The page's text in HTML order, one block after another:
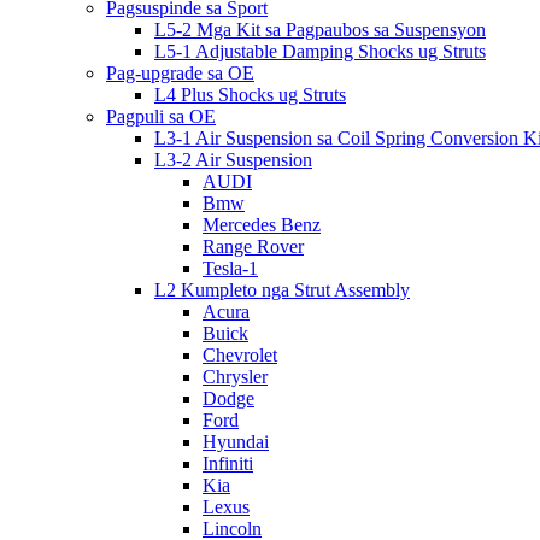
Pagsuspinde sa Sport
L5-2 Mga Kit sa Pagpaubos sa Suspensyon
L5-1 Adjustable Damping Shocks ug Struts
Pag-upgrade sa OE
L4 Plus Shocks ug Struts
Pagpuli sa OE
L3-1 Air Suspension sa Coil Spring Conversion
L3-2 Air Suspension
AUDI
Bmw
Mercedes Benz
Range Rover
Tesla-1
L2 Kumpleto nga Strut Assembly
Acura
Buick
Chevrolet
Chrysler
Dodge
Ford
Hyundai
Infiniti
Kia
Lexus
Lincoln